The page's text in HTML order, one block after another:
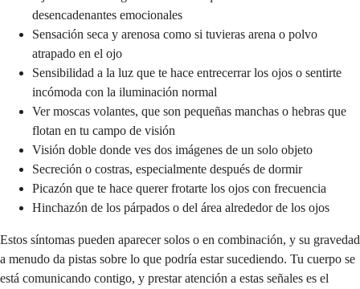
desencadenantes emocionales
Sensación seca y arenosa como si tuvieras arena o polvo
atrapado en el ojo
Sensibilidad a la luz que te hace entrecerrar los ojos o sentirte
incómoda con la iluminación normal
Ver moscas volantes, que son pequeñas manchas o hebras que
flotan en tu campo de visión
Visión doble donde ves dos imágenes de un solo objeto
Secreción o costras, especialmente después de dormir
Picazón que te hace querer frotarte los ojos con frecuencia
Hinchazón de los párpados o del área alrededor de los ojos
Estos síntomas pueden aparecer solos o en combinación, y su gravedad
a menudo da pistas sobre lo que podría estar sucediendo. Tu cuerpo se
está comunicando contigo, y prestar atención a estas señales es el